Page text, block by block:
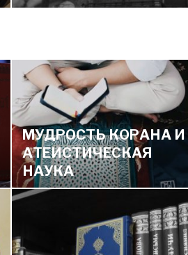
МУДРОСТЬ КОРАНА И
АТЕИСТИЧЕСКАЯ
НАУКА